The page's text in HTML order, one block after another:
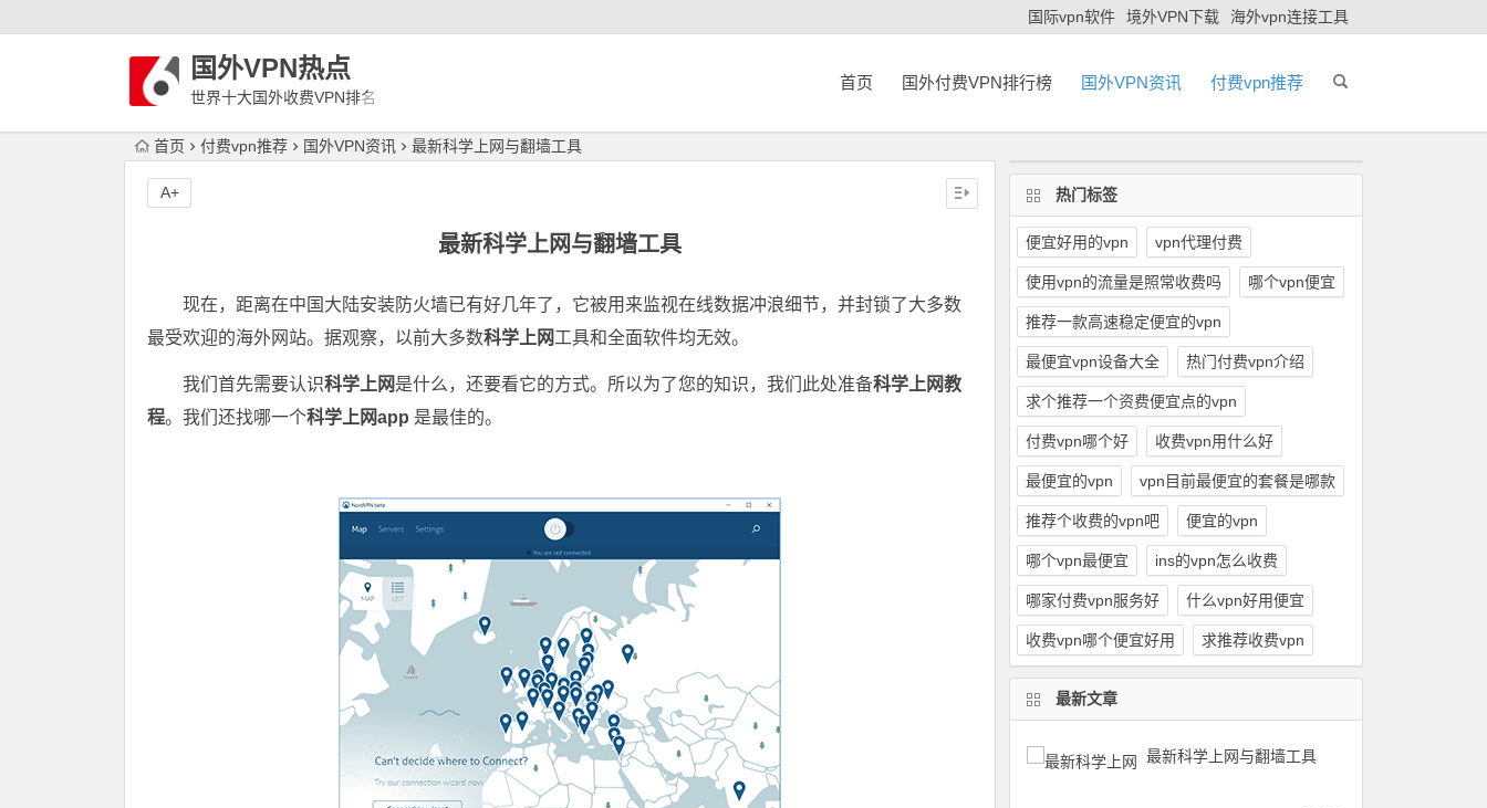
国际vpn软件 境外VPN下载 海外vpn连接工具
国外VPN热点
世界十大国外收费VPN排名
首页 国外付费VPN排行榜 国外VPN资讯 付费vpn推荐
首页 付费vpn推荐 国外VPN资讯 最新科学上网与翻墙工具
最新科学上网与翻墙工具
A+
现在，距离在中国大陆安装防火墙已有好几年了，它被用来监视在线数据冲浪细节，并封锁了大多数
最受欢迎的海外网站。据观察，以前大多数科学上网工具和全面软件均无效。
我们首先需要认识科学上网是什么，还要看它的方式。所以为了您的知识，我们此处准备科学上网教
程。我们还找哪一个科学上网app 是最佳的。
热门标签
便宜好用的vpn vpn代理付费
使用vpn的流量是照常收费吗 哪个vpn便宜
推荐一款高速稳定便宜的vpn
最便宜vpn设备大全 热门付费vpn介绍
求个推荐一个资费便宜点的vpn
付费vpn哪个好 收费vpn用什么好
最便宜的vpn vpn目前最便宜的套餐是哪款
推荐个收费的vpn吧 便宜的vpn
哪个vpn最便宜 ins的vpn怎么收费
哪家付费vpn服务好 什么vpn好用便宜
收费vpn哪个便宜好用 求推荐收费vpn
最新文章
最新科学上网与翻墙工具